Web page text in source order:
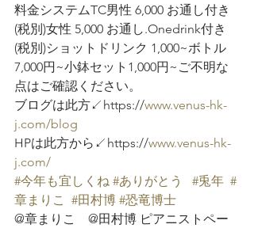
料金システムTC男性 6,000 お通し付き
(税別)女性 5,000 お通し.Onedrink付き
(税別)ショットドリンク 1,000~ボトル
7,000円~小鉢セット1,000円~ご不明な
点はご確認ください。
ブログは此方↙️https://www.venus-hk-
j.com/blog
HPは此方から↙️https://www.venus-hk-
j.com/
#今年も宜しくね #ありがとう #兎年 #
章まりこ #田村博 #恐竜博士
@章まりこ    @田村博 ピアニストペー